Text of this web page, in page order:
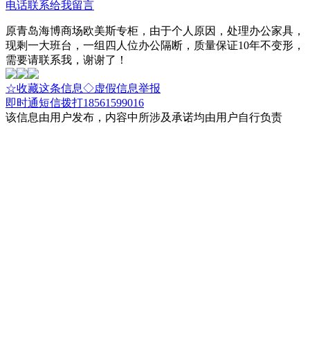
电话联系给我留言
原青岛海博商场欧美斯专柜，由于个人原因，处理办公家具，
现剩一大班台，一组四人位办公隔断，质量保证10年不变形，
需要请联系我，谢谢了！
☆收藏这条信息◇虚假信息举报
即时通短信拨打18561599016
该信息由用户发布，内容中所涉及承诺均由用户自行负责